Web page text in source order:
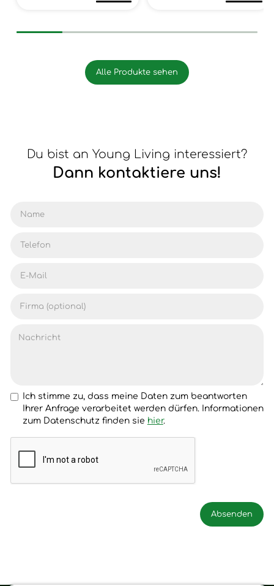
Alle Produkte sehen
Du bist an Young Living interessiert?
Dann kontaktiere uns!
Ich stimme zu, dass meine Daten zum beantworten
Ihrer Anfrage verarbeitet werden dürfen. Informationen
zum Datenschutz finden sie hier.